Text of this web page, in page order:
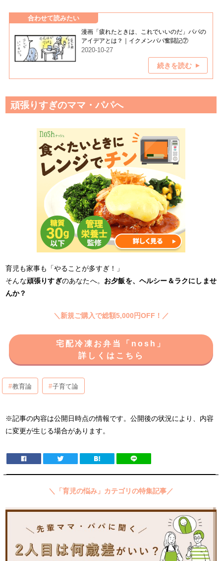
合わせて読みたい
漫画「疲れたときは、これでいいのだ」パパの
アイデアとは？｜イクメンパパ奮闘記⑦
2020-10-27
続きを読む
頑張りすぎのママ・パパへ
育児も家事も「やることが多すぎ！」
そんな頑張りすぎのあなたへ。 お夕飯を、ヘルシー＆ラクにしませ
んか？
＼新規ご購入で総額5,000円OFF！／
宅配冷凍お弁当「nosh」
詳しくはこちら
教育論 子育て論
※記事の内容は公開日時点の情報です。公開後の状況により、内容
に変更が生じる場合があります。
＼「育児の悩み」カテゴリの特集記事／